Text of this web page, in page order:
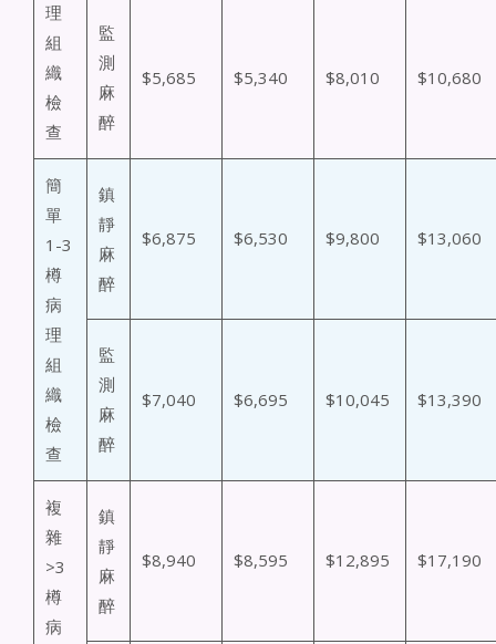
理
組
織
檢
查
監
測
麻
醉
$5,685 $5,340 $8,010 $10,680
簡
單
1-3
樽
病
理
組
織
檢
查
鎮
靜
麻
醉
$6,875 $6,530 $9,800 $13,060
監
測
麻
醉
$7,040 $6,695 $10,045 $13,390
複
雜
>3
樽
病
鎮
靜
麻
醉
$8,940 $8,595 $12,895 $17,190